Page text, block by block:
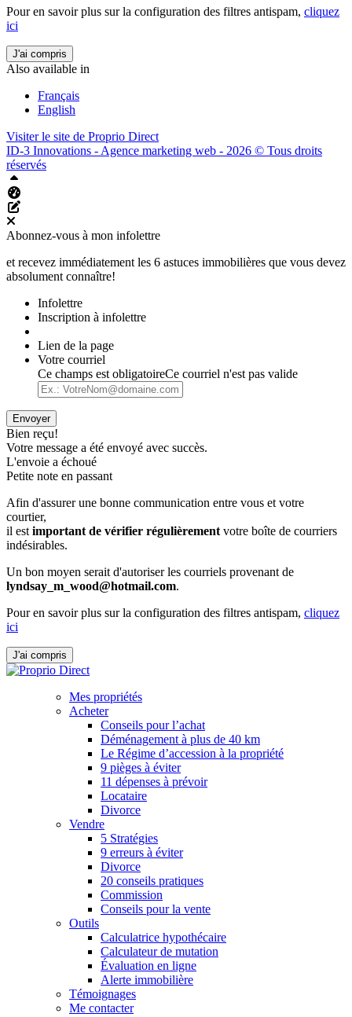
Pour en savoir plus sur la configuration des filtres antispam, cliquez
ici
J'ai compris
Also available in
Français
English
Visiter le site de Proprio Direct
ID-3 Innovations - Agence marketing web - 2026 © Tous droits
réservés
Abonnez-vous à mon infolettre
et recevez immédiatement les 6 astuces immobilières que vous devez
absolument connaître!
Infolettre
Inscription à infolettre
Lien de la page
Votre courriel
Ce champs est obligatoireCe courriel n'est pas valide
Envoyer
Bien reçu!
Votre message a été envoyé avec succès.
L'envoie a échoué
Petite note en passant
Afin d'assurer une bonne communication entre vous et votre
courtier,
il est important de vérifier régulièrement votre boîte de courriers
indésirables.
Un bon moyen serait d'autoriser les courriels provenant de
lyndsay_m_wood@hotmail.com.
Pour en savoir plus sur la configuration des filtres antispam, cliquez
ici
J'ai compris
Mes propriétés
Acheter
Conseils pour l’achat
Déménagement à plus de 40 km
Le Régime d’accession à la propriété
9 pièges à éviter
11 dépenses à prévoir
Locataire
Divorce
Vendre
5 Stratégies
9 erreurs à éviter
Divorce
20 conseils pratiques
Commission
Conseils pour la vente
Outils
Calculatrice hypothécaire
Calculateur de mutation
Évaluation en ligne
Alerte immobilière
Témoignages
Me contacter